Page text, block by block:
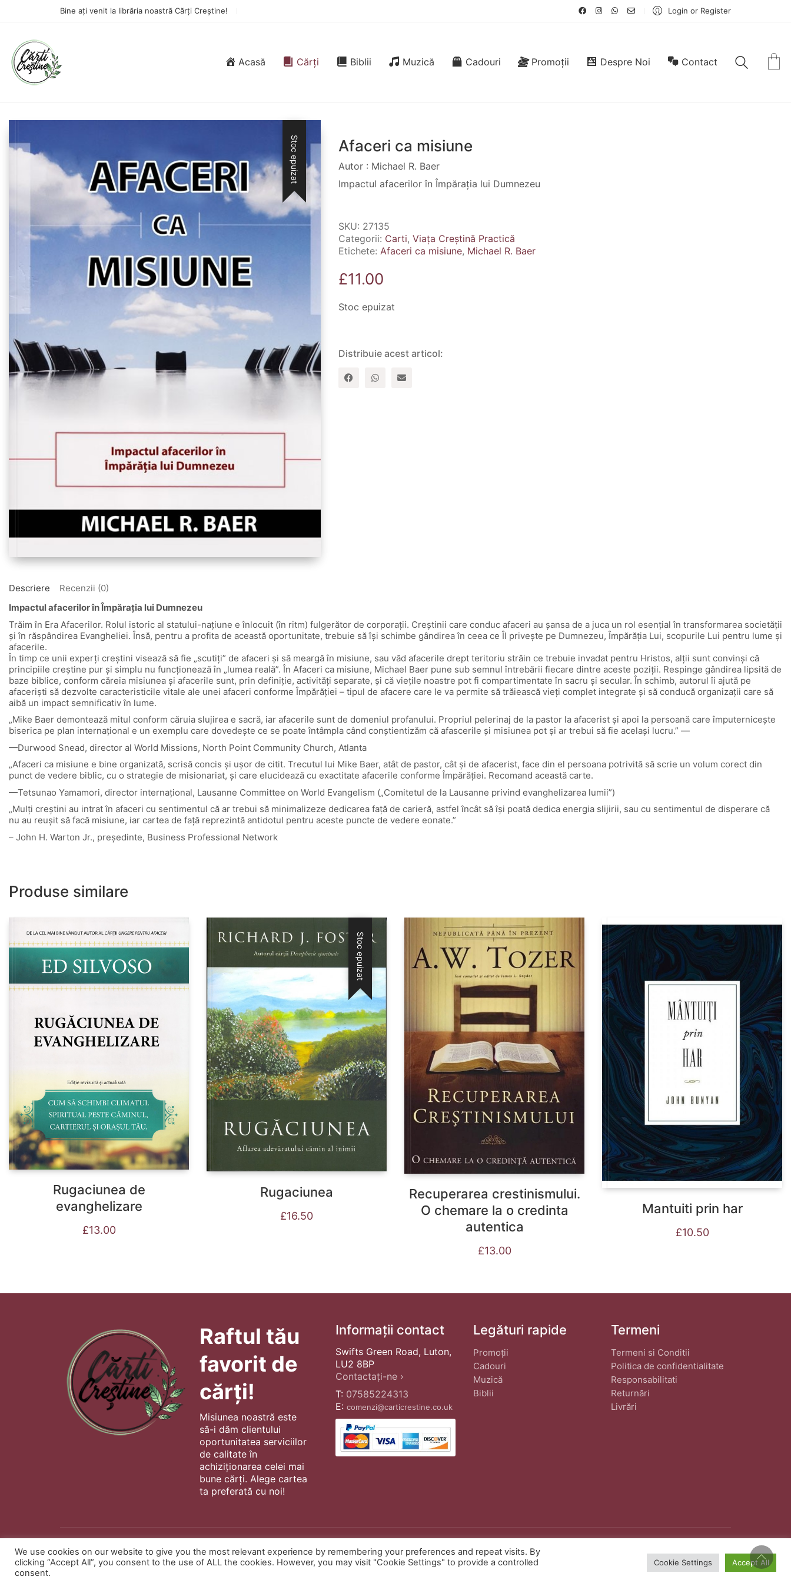
Bine ați venit la librăria noastră Cărți Creștine! Login or Register
Acasă Cărți Biblii Muzică Cadouri Promoții Despre Noi Contact
Stoc epuizat Afaceri ca misiune
Autor : Michael R. Baer
Impactul afacerilor în Împărația lui Dumnezeu
SKU: 27135
Categorii: Carti, Viața Creștină Practică
Etichete: Afaceri ca misiune, Michael R. Baer
£11.00
Stoc epuizat
Distribuie acest articol:
Descriere
Recenzii (0)
Impactul afacerilor în Împărația lui Dumnezeu
Trăim în Era Afacerilor. Rolul istoric al statului-națiune e înlocuit (în ritm) fulgerător de corporații. Creștinii care conduc afaceri au șansa de a juca un rol esențial în transformarea societății
și în răspândirea Evangheliei. Însă, pentru a profita de această oportunitate, trebuie să își schimbe gândirea în ceea ce Îl privește pe Dumnezeu, Împărăția Lui, scopurile Lui pentru lume și
afacerile.
În timp ce unii experți creștini visează să fie „scutiți” de afaceri și să meargă în misiune, sau văd afacerile drept teritoriu străin ce trebuie invadat pentru Hristos, alții sunt convinși că
principiile creștine pur și simplu nu funcționează în „lumea reală”. În Afaceri ca misiune, Michael Baer pune sub semnul întrebării fiecare dintre aceste poziții. Respinge gândirea lipsită de
baze biblice, conform căreia misiunea și afacerile sunt, prin definiție, activități separate, și că viețile noastre pot fi compartimentate în sacru și secular. În schimb, autorul îi ajută pe
afaceriști să dezvolte caracteristicile vitale ale unei afaceri conforme Împărăției – tipul de afacere care le va permite să trăiească vieți complet integrate și să conducă organizații care să
aibă un impact semnificativ în lume.
„Mike Baer demontează mitul conform căruia slujirea e sacră, iar afacerile sunt de domeniul profanului. Propriul pelerinaj de la pastor la afacerist și apoi la persoană care împuternicește
biserica pe plan internațional e un exemplu care dovedește ce se poate întâmpla când conștientizăm că afascerile și misiunea pot și ar trebui să fie același lucru.” —
—Durwood Snead, director al World Missions, North Point Community Church, Atlanta
„Afaceri ca misiune e bine organizată, scrisă concis și ușor de citit. Trecutul lui Mike Baer, atât de pastor, cât și de afacerist, face din el persoana potrivită să scrie un volum corect din
punct de vedere biblic, cu o strategie de misionariat, și care elucidează cu exactitate afacerile conforme Împărăției. Recomand această carte.
—Tetsunao Yamamori, director internațional, Lausanne Committee on World Evangelism („Comitetul de la Lausanne privind evanghelizarea lumii”)
„Mulți creștini au intrat în afaceri cu sentimentul că ar trebui să minimalizeze dedicarea față de carieră, astfel încât să își poată dedica energia slijirii, sau cu sentimentul de disperare că
nu au reușit să facă misiune, iar cartea de față reprezintă antidotul pentru aceste puncte de vedere eonate.”
– John H. Warton Jr., președinte, Business Professional Network
Produse similare
Rugaciunea de
evanghelizare
£13.00
Stoc epuizat
Rugaciunea
£16.50
Recuperarea crestinismului.
O chemare la o credinta
autentica
£13.00
Mantuiti prin har
£10.50
Raftul tău
favorit de
cărți!
Misiunea noastră este
să-i dăm clientului
oportunitatea serviciilor
de calitate în
achiziționarea celei mai
bune cărți. Alege cartea
ta preferată cu noi!
Informații contact
Swifts Green Road, Luton,
LU2 8BP
Contactați-ne ›
T: 07585224313
E: comenzi@carticrestine.co.uk
Legături rapide
Promoții
Cadouri
Muzică
Biblii
Termeni
Termeni si Conditii
Politica de confidentialitate
Responsabilitati
Returnări
Livrări
© Copyright 2022 ·Cărți Creștine| Creat de · Toate Drepturile Rezervate
We use cookies on our website to give you the most relevant experience by remembering your preferences and repeat visits. By
clicking “Accept All”, you consent to the use of ALL the cookies. However, you may visit "Cookie Settings" to provide a controlled
consent.
Cookie Settings Accept All